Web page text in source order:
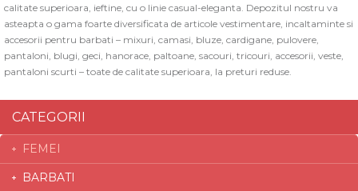
calitate superioara, ieftine, cu o linie casual-eleganta. Depozitul nostru va
asteapta o gama foarte diversificata de articole vestimentare, incaltaminte si
accesorii pentru barbati – mixuri camasi bluze cardigane pulovere
pantaloni blugi geci hanorace paltoane sacouri tricouri accesorii veste
pantaloni scurti – toate de calitate superioara, la preturi reduse.
CATEGORII
FEMEI
BARBATI